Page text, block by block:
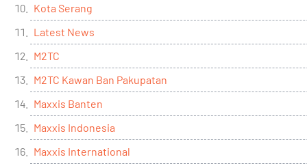
Kota Serang
Latest News
M2TC
M2TC Kawan Ban Pakupatan
Maxxis Banten
Maxxis Indonesia
Maxxis International